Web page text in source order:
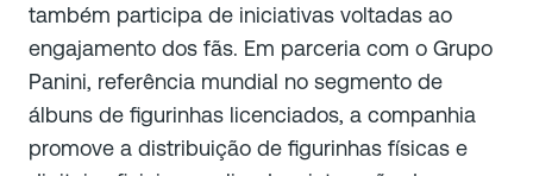
também participa de iniciativas voltadas ao
engajamento dos fãs. Em parceria com o Grupo
Panini, referência mundial no segmento de
álbuns de figurinhas licenciados, a companhia
promove a distribuição de figurinhas físicas e